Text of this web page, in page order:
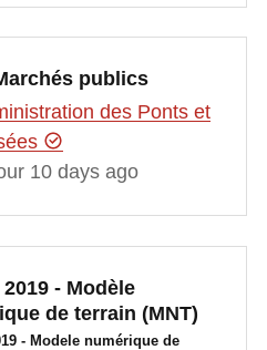
publics
des Ponts et
10 days ago
- Modèle
de terrain (MNT)
- Modele numérique de